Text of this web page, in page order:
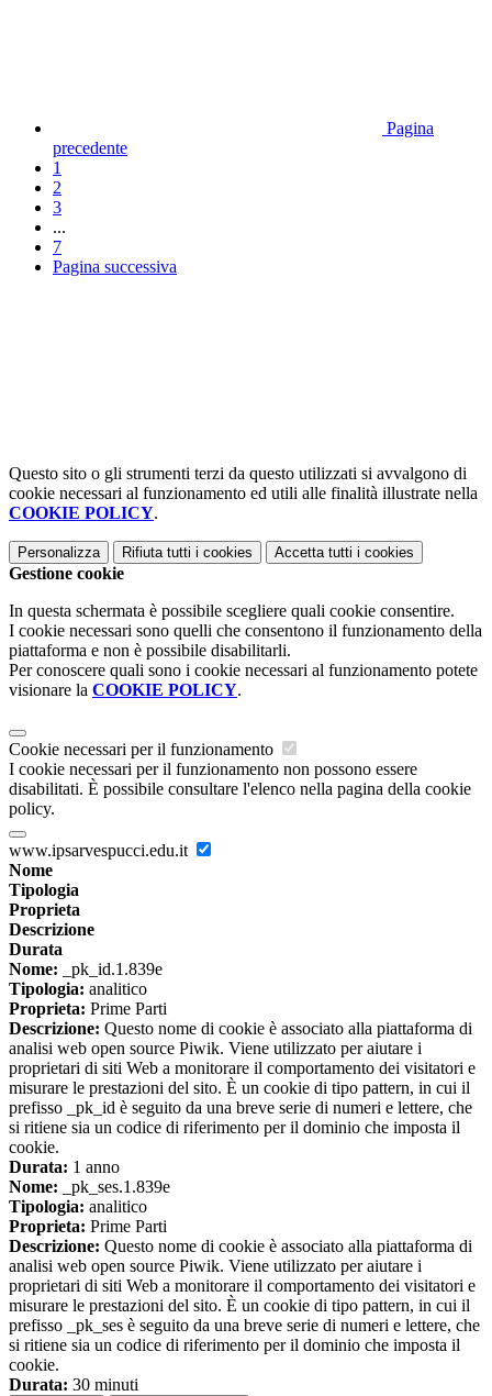
Pagina
precedente
1
2
3
...
7
Pagina successiva
Questo sito o gli strumenti terzi da questo utilizzati si avvalgono di
cookie necessari al funzionamento ed utili alle finalità illustrate nella
COOKIE POLICY.
Personalizza Rifiuta tutti i cookies Accetta tutti i cookies
Gestione cookie
In questa schermata è possibile scegliere quali cookie consentire.
I cookie necessari sono quelli che consentono il funzionamento della
piattaforma e non è possibile disabilitarli.
Per conoscere quali sono i cookie necessari al funzionamento potete
visionare la COOKIE POLICY.
Cookie necessari per il funzionamento
I cookie necessari per il funzionamento non possono essere
disabilitati. È possibile consultare l'elenco nella pagina della cookie
policy.
www.ipsarvespucci.edu.it
Nome
Tipologia
Proprieta
Descrizione
Durata
Nome: _pk_id.1.839e
Tipologia: analitico
Proprieta: Prime Parti
Descrizione: Questo nome di cookie è associato alla piattaforma di
analisi web open source Piwik. Viene utilizzato per aiutare i
proprietari di siti Web a monitorare il comportamento dei visitatori e
misurare le prestazioni del sito. È un cookie di tipo pattern, in cui il
prefisso _pk_id è seguito da una breve serie di numeri e lettere, che
si ritiene sia un codice di riferimento per il dominio che imposta il
cookie.
Durata: 1 anno
Nome: _pk_ses.1.839e
Tipologia: analitico
Proprieta: Prime Parti
Descrizione: Questo nome di cookie è associato alla piattaforma di
analisi web open source Piwik. Viene utilizzato per aiutare i
proprietari di siti Web a monitorare il comportamento dei visitatori e
misurare le prestazioni del sito. È un cookie di tipo pattern, in cui il
prefisso _pk_ses è seguito da una breve serie di numeri e lettere, che
si ritiene sia un codice di riferimento per il dominio che imposta il
cookie.
Durata: 30 minuti